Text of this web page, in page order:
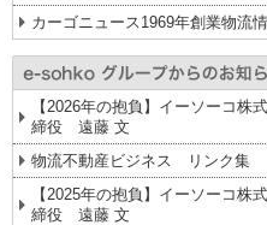
カーゴニュース1969年創業物流
【2026年の抱負】イーソーコ株
締役 遠藤 文
物流不動産ビジネス リンク集
【2025年の抱負】イーソーコ株
締役 遠藤 文